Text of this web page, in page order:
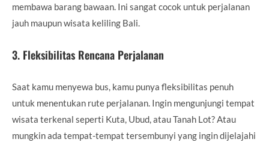
membawa barang bawaan. Ini sangat cocok untuk perjalanan
jauh maupun wisata keliling Bali.
3. Fleksibilitas Rencana Perjalanan
Saat kamu menyewa bus, kamu punya fleksibilitas penuh
untuk menentukan rute perjalanan. Ingin mengunjungi tempat
wisata terkenal seperti Kuta, Ubud, atau Tanah Lot? Atau
mungkin ada tempat-tempat tersembunyi yang ingin dijelajahi